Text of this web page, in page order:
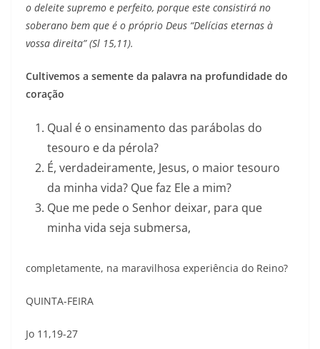
o deleite supremo e perfeito, porque este consistirá no
soberano bem que é o próprio Deus “Delícias eternas à
vossa direita” (Sl 15,11).
Cultivemos a semente da palavra na profundidade do
coração
Qual é o ensinamento das parábolas do
tesouro e da pérola?
É, verdadeiramente, Jesus, o maior tesouro
da minha vida? Que faz Ele a mim?
Que me pede o Senhor deixar, para que
minha vida seja submersa,
completamente, na maravilhosa experiência do Reino?
QUINTA-FEIRA
Jo 11,19-27